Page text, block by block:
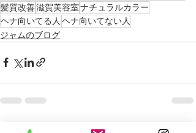
髪質改善滋賀美容室ナチュラルカラー
ヘナ向いてる人 ヘナ向いてない人
ジャムのブログ